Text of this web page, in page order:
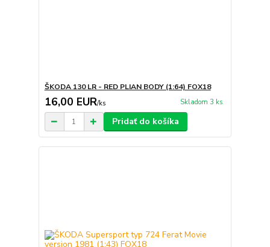
ŠKODA 130 LR - RED PLIAN BODY (1:64) FOX18
16,00 EUR/ks Skladom 3 ks
Pridať do košíka